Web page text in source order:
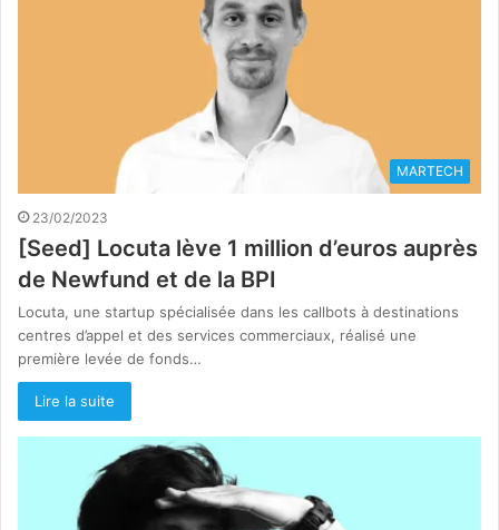
MARTECH
23/02/2023
[Seed] Locuta lève 1 million d’euros auprès
de Newfund et de la BPI
Locuta, une startup spécialisée dans les callbots à destinations
centres d’appel et des services commerciaux, réalisé une
première levée de fonds…
Lire la suite